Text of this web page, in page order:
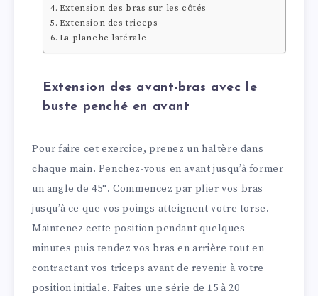
Extension des bras sur les côtés
Extension des triceps
La planche latérale
Extension des avant-bras avec le
buste penché en avant
Pour faire cet exercice, prenez un haltère dans
chaque main. Penchez-vous en avant jusqu’à former
un angle de 45°. Commencez par plier vos bras
jusqu’à ce que vos poings atteignent votre torse.
Maintenez cette position pendant quelques
minutes puis tendez vos bras en arrière tout en
contractant vos triceps avant de revenir à votre
position initiale. Faites une série de 15 à 20